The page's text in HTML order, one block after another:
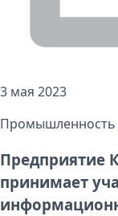
3 мая 2023
Промышленность
Предприятие
принимает